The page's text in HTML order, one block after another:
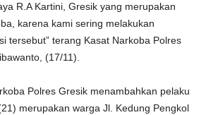
R.A Kartini, Gresik yang merupakan
karena kami sering melakukan
tersebut” terang Kasat Narkoba Polres
(17/11).
Polres Gresik menambahkan pelaku
merupakan warga Jl. Kedung Pengkol